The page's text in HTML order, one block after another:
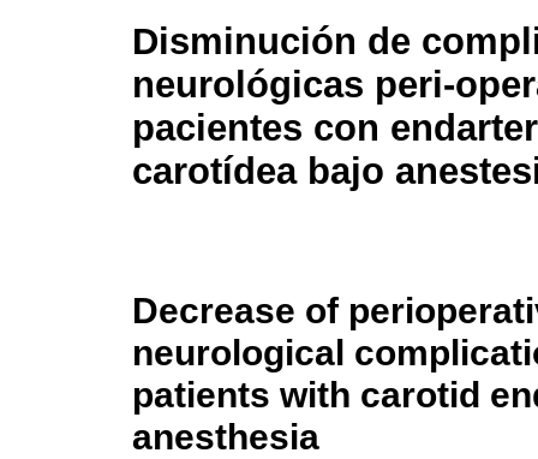
Disminución de
neurológicas peri-
pacientes con
carotídea bajo
Decrease of
neurological
patients with carotid
anesthesia